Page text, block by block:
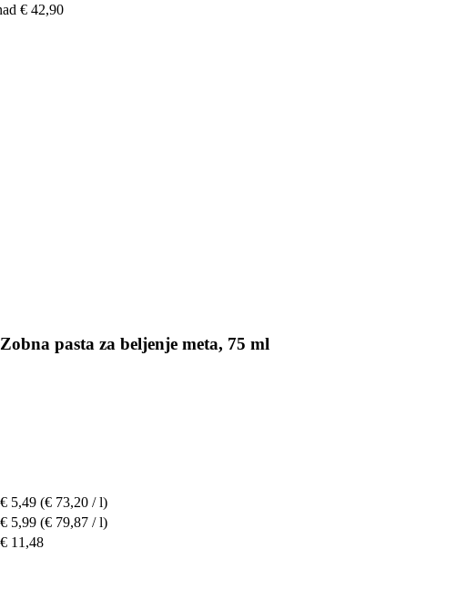
€ 42,90
pasta za beljenje meta, 75 ml
€ 5,49 (€ 73,20 / l)
€ 5,99 (€ 79,87 / l)
€ 11,48